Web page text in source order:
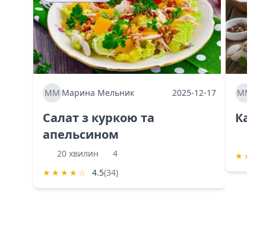
ММ Марина Мельник 2025-12-17
Салат з куркою та
апельсином
20 хвилин
4
★ ★ ★ ★ ☆ 4.5(34)
ММ
★ ★